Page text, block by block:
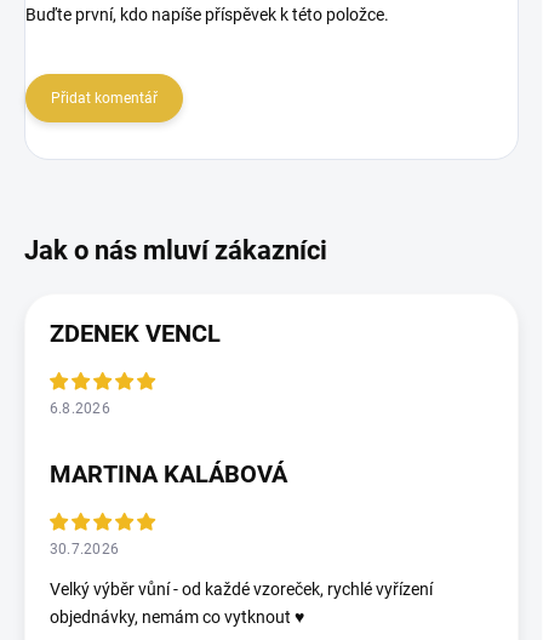
Buďte první, kdo napíše příspěvek k této položce.
Přidat komentář
ZDENEK VENCL
6.8.2026
MARTINA KALÁBOVÁ
30.7.2026
Velký výběr vůní - od každé vzoreček, rychlé vyřízení
objednávky, nemám co vytknout ♥️